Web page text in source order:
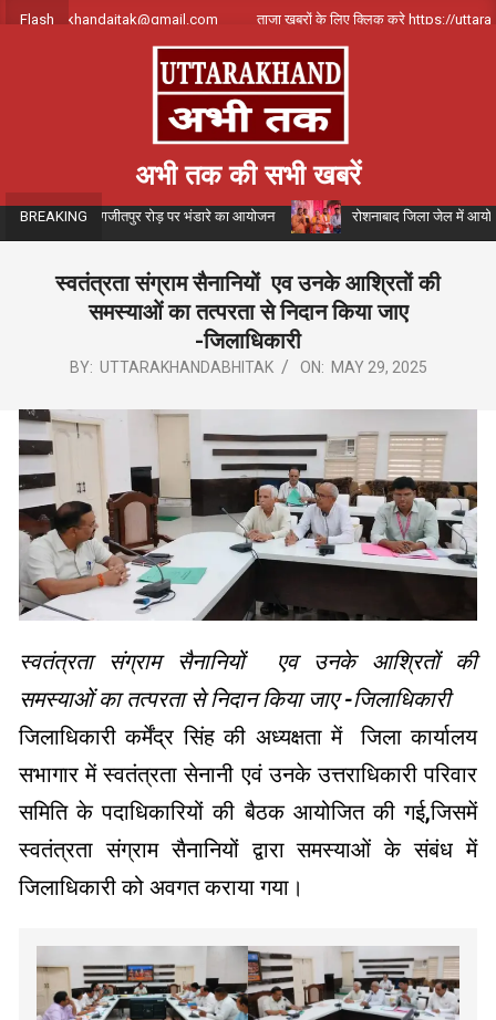
SkipFlash ताजा खबरों के लिए क्लिक करे https://
अभी तक की सभी खबरें
BREAKING
में जगजीतपुर रोड़ पर भंडारे का आयोजन रोशनाबाद जिला जेल में आयोजित
स्वतंत्रता संग्राम सैनानियों एव उनके आश्रितों की
समस्याओं का तत्परता से निदान किया जाए
-जिलाधिकारी
BY: UTTARAKHANDABHITAK ON: MAY 29, 2025
स्वतंत्रता संग्राम सैनानियों एव उनके आश्रितों की
समस्याओं का तत्परता से निदान किया जाए -जिलाधिकारी
जिलाधिकारी कर्मेंद्र सिंह की अध्यक्षता में जिला कार्यालय
सभागार में स्वतंत्रता सेनानी एवं उनके उत्तराधिकारी परिवार
समिति के पदाधिकारियों की बैठक आयोजित की गई,जिसमें
स्वतंत्रता संग्राम सैनानियों द्वारा समस्याओं के संबंध में
जिलाधिकारी को अवगत कराया गया।